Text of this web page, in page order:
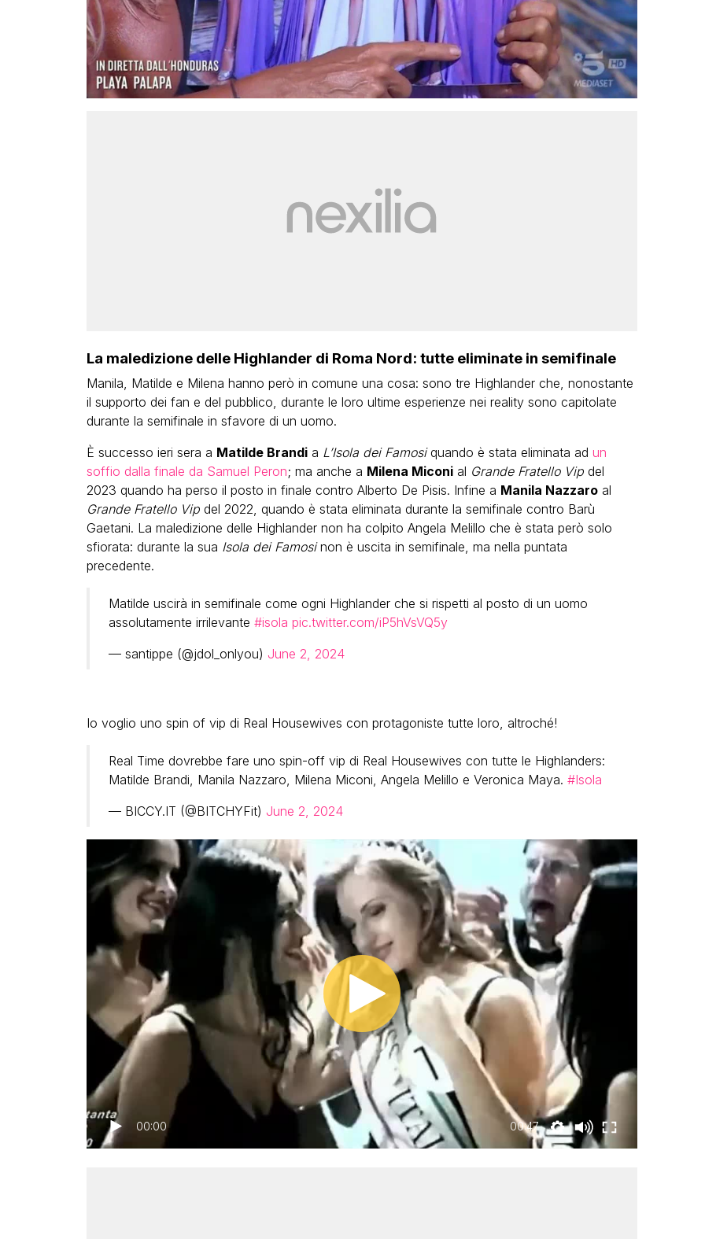
La maledizione delle Highlander di Roma Nord: tutte eliminate in semifinale
Manila, Matilde e Milena hanno però in comune una cosa: sono tre Highlander che, nonostante
il supporto dei fan e del pubblico, durante le loro ultime esperienze nei reality sono capitolate
durante la semifinale in sfavore di un uomo.
È successo ieri sera a Matilde Brandia L’Isola dei Famosiquando è stata eliminata ad un
soffio dalla finale da Samuel Peron; ma anche a Milena Miconial Grande Fratello Vipdel
2023 quando ha perso il posto in finale contro Alberto De Pisis. Infine a Manila Nazzaroal
Grande Fratello Vipdel 2022, quando è stata eliminata durante la semifinale contro Barù
Gaetani. La maledizione delle Highlander non ha colpito Angela Melillo che è stata però solo
sfiorata: durante la sua Isola dei Famosinon è uscita in semifinale, ma nella puntata
precedente.
Matilde uscirà in semifinale come ogni Highlander che si rispetti al posto di un uomo
assolutamente irrilevante #isola pic.twitter.com/iP5hVsVQ5y
— santippe (@jdol_onlyou) June 2, 2024
Io voglio uno spin of vip di Real Housewives con protagoniste tutte loro, altroché!
Real Time dovrebbe fare uno spin-off vip di Real Housewives con tutte le Highlanders:
Matilde Brandi, Manila Nazzaro, Milena Miconi, Angela Melillo e Veronica Maya. #Isola
— BICCY.IT (@BITCHYFit) June 2, 2024
00:00 00:47